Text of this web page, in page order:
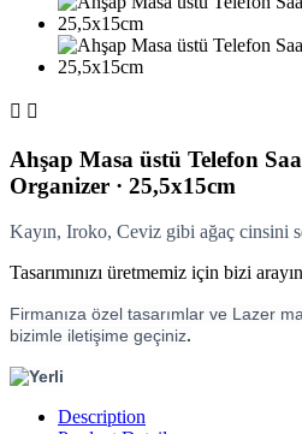
 
Ahşap Masa üstü Telefon
Organizer · 25,5x15cm
Kayın, Iroko, Ceviz gibi ağaç cinsini
Tasarımınızı üretmemiz için bizi
Firmanıza özel tasarımlar ve Lazer
bizimle iletişime geçiniz.
Description